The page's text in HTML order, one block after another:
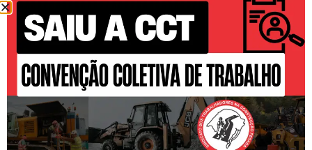
Entre no grupo de notícias do Siticepot no
WhatsApp clicando aqui
COMPARTILHE